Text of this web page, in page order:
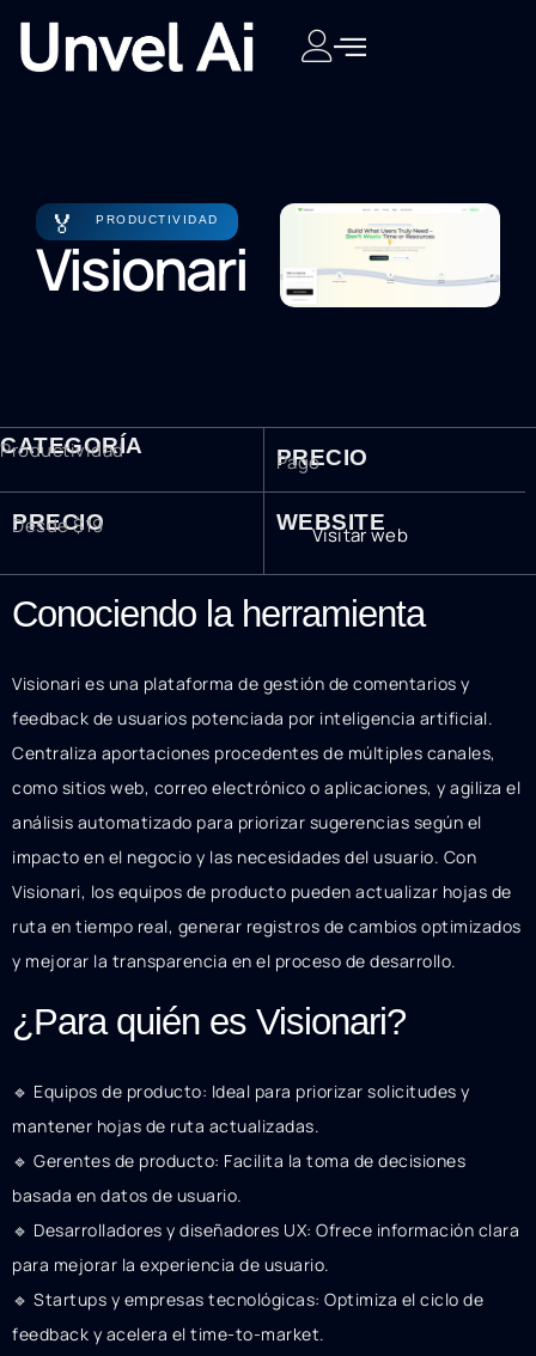
🏅 PRODUCTIVIDAD
Visionari
CATEGORÍA
Productividad PRECIO
Pago
PRECIO
Desde $19 WEBSITE
Visitar web
Conociendo la herramienta
Visionari es una plataforma de gestión de comentarios y
feedback de usuarios potenciada por inteligencia artificial.
Centraliza aportaciones procedentes de múltiples canales,
como sitios web, correo electrónico o aplicaciones, y agiliza el
análisis automatizado para priorizar sugerencias según el
impacto en el negocio y las necesidades del usuario. Con
Visionari, los equipos de producto pueden actualizar hojas de
ruta en tiempo real, generar registros de cambios optimizados
y mejorar la transparencia en el proceso de desarrollo.
¿Para quién es Visionari?
🔹 Equipos de producto: Ideal para priorizar solicitudes y
mantener hojas de ruta actualizadas.
🔹 Gerentes de producto: Facilita la toma de decisiones
basada en datos de usuario.
🔹 Desarrolladores y diseñadores UX: Ofrece información clara
para mejorar la experiencia de usuario.
🔹 Startups y empresas tecnológicas: Optimiza el ciclo de
feedback y acelera el time-to-market.